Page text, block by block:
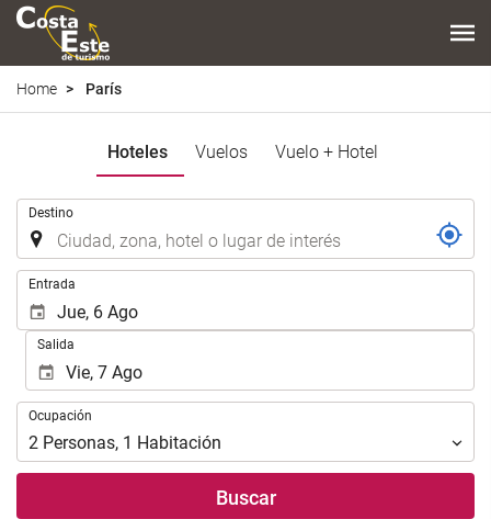
Home París
Hoteles Vuelos Vuelo + Hotel
Introduzca
lugar
de
destino
en
que
realizar
búsqueda
de
Destino
Introduzca
las
fechas
inicio
fin
para
realizar
Entrada
Salida
Ocupación
Ocupación
2 Personas, 1 Habitación
Buscar